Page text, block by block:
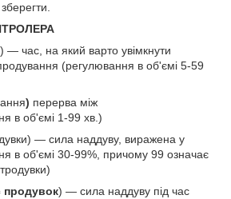
— час, на який варто увімкнути
(регулювання в об'ємі 5-59
) перерва між
в об'ємі 1-99 хв.)
— сила наддуву, виражена у
в об'ємі 30-99%, причому 99 означає
продувок) — сила наддуву під час